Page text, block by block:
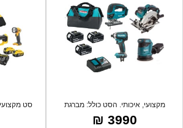
מקצועי, איכותי. הסט כולל: מברגת
אימפקט ח
3990 ₪
סט